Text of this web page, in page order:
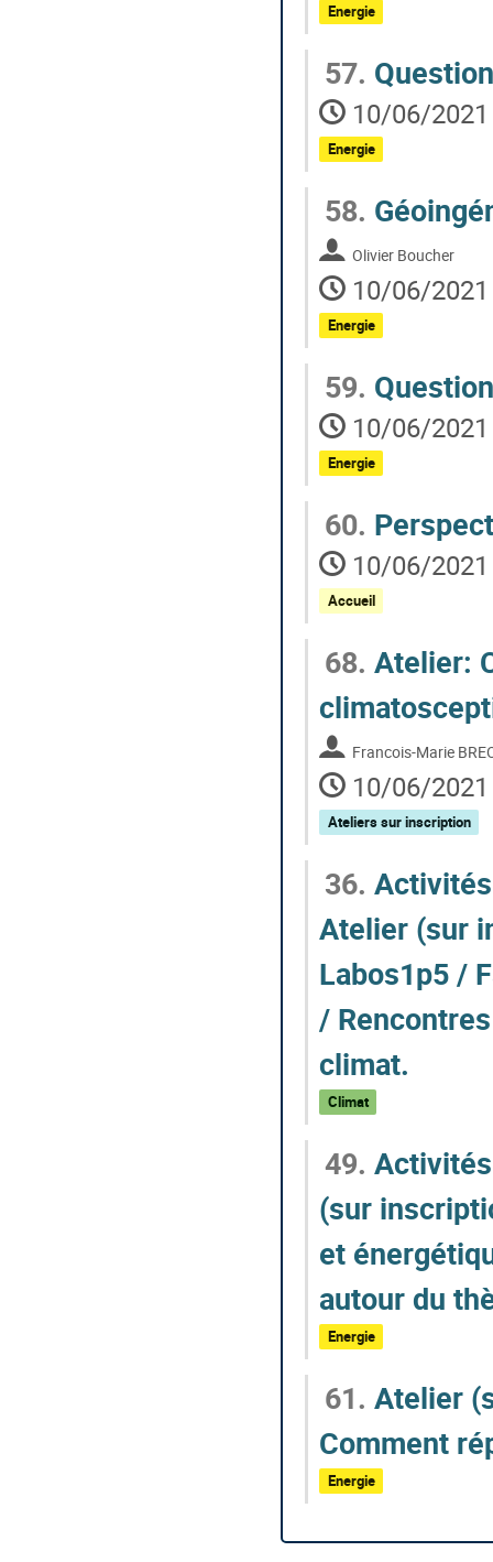
Energie
57.
10/06/
Energie
58.
Olivier Boucher
10/06/
Energie
59.
10/06/
Energie
60.
10/06/
Accueil
68. Atelier:
Francois-Marie
10/06/
Ateliers sur inscription
36.
Atelier (sur
Labos1p5 /
/
climat.
Climat
49.
(sur
et
autour du
Energie
61. Atelier
Comment
Energie